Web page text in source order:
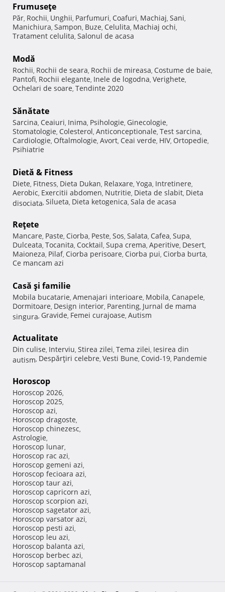
Frumuseţe
Păr, Rochii, Unghii, Parfumuri, Coafuri, Machiaj, Sani,
Manichiura, Sampon, Buze, Celulita, Machiaj ochi,
Tratament celulita, Salonul de acasa
Modă
Rochii, Rochii de seara, Rochii de mireasa, Costume de baie,
Pantofi, Rochii elegante, Inele de logodna, Verighete,
Ochelari de soare, Tendinte 2020
Sănătate
Sarcina, Ceaiuri, Inima, Psihologie, Ginecologie,
Stomatologie, Colesterol, Anticonceptionale, Test sarcina,
Cardiologie, Oftalmologie, Avort, Ceai verde, HIV, Ortopedie,
Psihiatrie
Dietă & Fitness
Diete, Fitness, Dieta Dukan, Relaxare, Yoga, Intretinere,
Aerobic, Exercitii abdomen, Nutritie, Dieta de slabit, Dieta
disociata, Silueta, Dieta ketogenica, Sala de acasa
Reţete
Mancare, Paste, Ciorba, Peste, Sos, Salata, Cafea, Supa,
Dulceata, Tocanita, Cocktail, Supa crema, Aperitive, Desert,
Maioneza, Pilaf, Ciorba perisoare, Ciorba pui, Ciorba burta,
Ce mancam azi
Casă şi familie
Mobila bucatarie, Amenajari interioare, Mobila, Canapele,
Dormitoare, Design interior, Parenting, Jurnal de mama
singura, Gravide, Femei curajoase, Autism
Actualitate
Din culise, Interviu, Stirea zilei, Tema zilei, Iesirea din
autism, Despărţiri celebre, Vesti Bune, Covid-19, Pandemie
Horoscop
Horoscop 2026,
Horoscop 2025,
Horoscop azi,
Horoscop dragoste,
Horoscop chinezesc,
Astrologie,
Horoscop lunar,
Horoscop rac azi,
Horoscop gemeni azi,
Horoscop fecioara azi,
Horoscop taur azi,
Horoscop capricorn azi,
Horoscop scorpion azi,
Horoscop sagetator azi,
Horoscop varsator azi,
Horoscop pesti azi,
Horoscop leu azi,
Horoscop balanta azi,
Horoscop berbec azi,
Horoscop saptamanal